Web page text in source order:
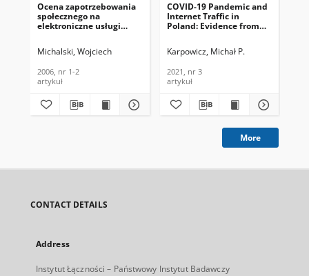
Ocena zapotrzebowania
społecznego na
elektroniczne usługi
w Polsce.
Techniki Informacyjne,
2006, nr 1-2
Michalski, Wojciech
2006, nr 1-2
artykuł
COVID-19 Pandemic and
Internet Traffic in
Poland: Evidence from
Telecommunications and
2021, nr 3
Karpowicz, Michał P.
2021, nr 3
artykuł
More
CONTACT DETAILS
Address
Instytut Łączności – Państwowy Instytut Badawczy